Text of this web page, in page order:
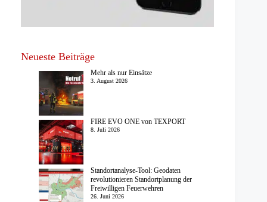
Neueste Beiträge
Mehr als nur Einsätze
3. August 2026
FIRE EVO ONE von TEXPORT
8. Juli 2026
Standortanalyse-Tool: Geodaten
revolutionieren Standortplanung der
Freiwilligen Feuerwehren
26. Juni 2026